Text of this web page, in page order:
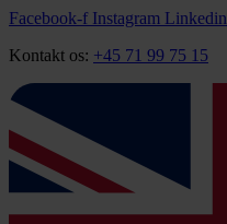
Videre
indhold
Facebook-f Instagram Linkedin
Kontakt os: +45 71 99 75 15